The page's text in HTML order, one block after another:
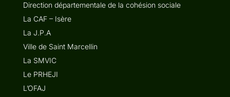
Direction départementale de la cohésion sociale
La CAF – Isère
La J.P.A
Ville de Saint Marcellin
La SMVIC
Le PRHEJI
L’OFAJ